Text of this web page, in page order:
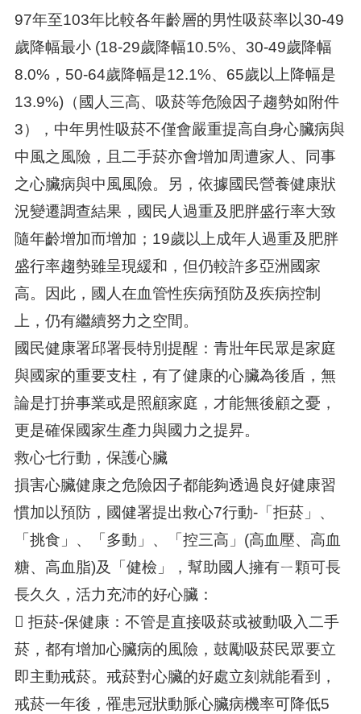
97年至103年比較各年齡層的男性吸菸率以30-49
歲降幅最小 (18-29歲降幅10.5%、30-49歲降幅
8.0%，50-64歲降幅是12.1%、65歲以上降幅是
13.9%)（國人三高、吸菸等危險因子趨勢如附件
3），中年男性吸菸不僅會嚴重提高自身心臟病與
中風之風險，且二手菸亦會增加周遭家人、同事
之心臟病與中風風險。另，依據國民營養健康狀
況變遷調查結果，國民人過重及肥胖盛行率大致
隨年齡增加而增加；19歲以上成年人過重及肥胖
盛行率趨勢雖呈現緩和，但仍較許多亞洲國家
高。因此，國人在血管性疾病預防及疾病控制
上，仍有繼續努力之空間。
國民健康署邱署長特別提醒：青壯年民眾是家庭
與國家的重要支柱，有了健康的心臟為後盾，無
論是打拚事業或是照顧家庭，才能無後顧之憂，
更是確保國家生產力與國力之提昇。
救心七行動，保護心臟
損害心臟健康之危險因子都能夠透過良好健康習
慣加以預防，國健署提出救心7行動-「拒菸」、
「挑食」、「多動」、「控三高」(高血壓、高血
糖、高血脂)及「健檢」，幫助國人擁有ㄧ顆可長
長久久，活力充沛的好心臟：
 拒菸-保健康：不管是直接吸菸或被動吸入二手
菸，都有增加心臟病的風險，鼓勵吸菸民眾要立
即主動戒菸。戒菸對心臟的好處立刻就能看到，
戒菸一年後，罹患冠狀動脈心臟病機率可降低5